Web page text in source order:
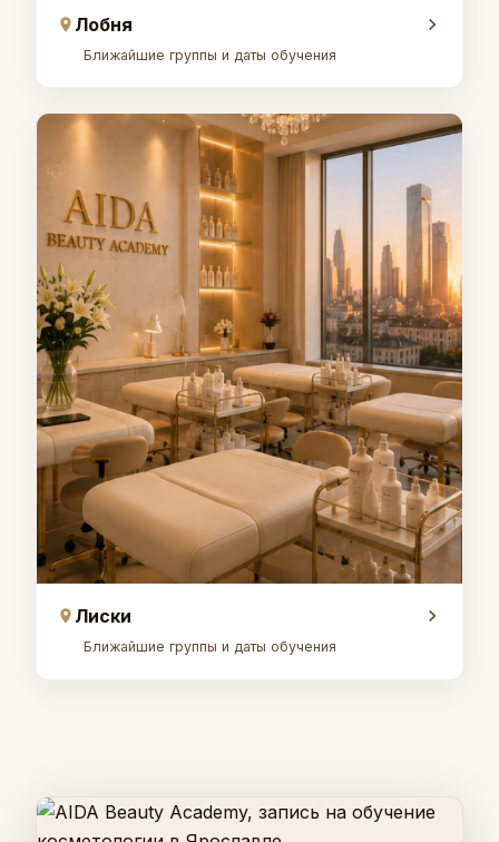
Лобня
Ближайшие группы и даты обучения
Лиски
Ближайшие группы и даты обучения